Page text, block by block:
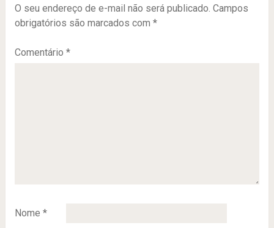
O seu endereço de e-mail não será publicado. Campos
obrigatórios são marcados com *
Comentário *
Nome *